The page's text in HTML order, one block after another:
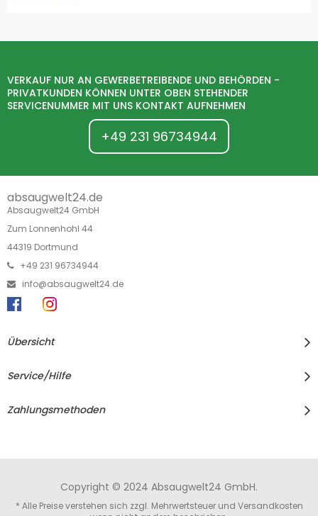
VERKAUF NUR AN GEWERBETREIBENDE UND BEHÖRDEN -
PRIVATKUNDEN KÖNNEN UNTER OBEN STEHENDER
SERVICENUMMER MIT UNS KONTAKT AUFNEHMEN
+49 231 96734944
absaugwelt24.de
Absaugwelt24 GmbH
Zum Lonnenhohl 44
44319 Dortmund
+49 231 96734944
info@absaugwelt24.de
Übersicht
Service/Hilfe
Zahlungsmethoden
Copyright © 2024 Absaugwelt24 GmbH.
* Alle Preise verstehen sich zzgl. Mehrwertsteuer und Versandkosten